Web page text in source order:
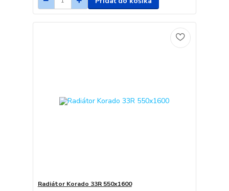
Radiátor Korado 33R 550x1600